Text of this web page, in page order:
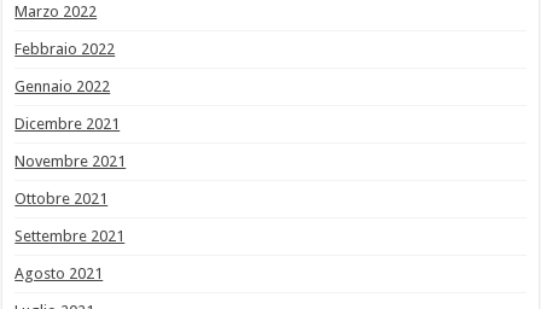
Marzo 2022
Febbraio 2022
Gennaio 2022
Dicembre 2021
Novembre 2021
Ottobre 2021
Settembre 2021
Agosto 2021